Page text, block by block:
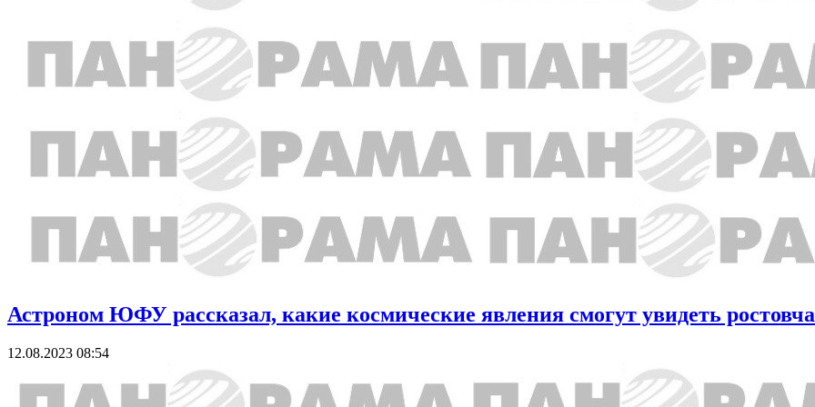
Астроном ЮФУ рассказал, какие космические явления смогут увидеть
12.08.2023 08:54